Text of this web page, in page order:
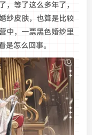
，等了这么多年了，
纱皮肤，也算是比较
中，一票黑色婚纱里
是怎么回事。